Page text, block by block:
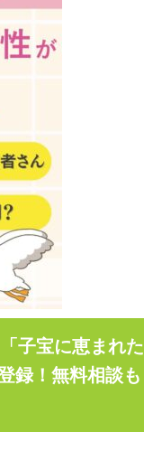
子宝に恵まれた
録！無料相談も